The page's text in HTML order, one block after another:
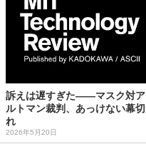
訴えは遅すぎた——マスク対ア
ルトマン裁判、あっけない幕切
れ
2026年5月20日